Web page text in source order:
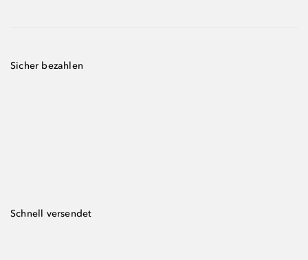
Sicher bezahlen
Schnell versendet